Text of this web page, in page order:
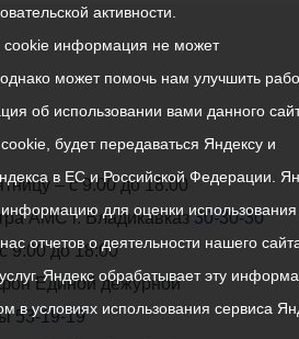
– с 9.00 до 18.00
АМС г. Владикавказ30-30-30
9:00 до 18:00
Единой дежурной
53-19-19
активности.
информация не может
может помочь нам улучшить
об использовании вами данного
будет передаваться Яндексу и
в ЕС и Российской Федерации.
информацию для оценки
отчетов о деятельности нашего
Яндекс обрабатывает эту
в условиях использования сервиса